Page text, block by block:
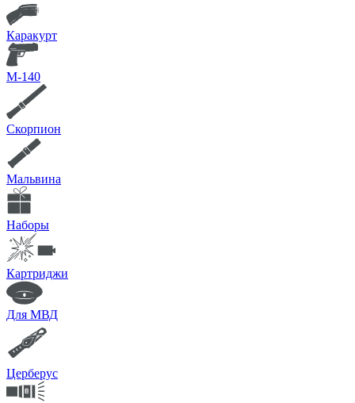
Каракурт
М-140
Скорпион
Мальвина
Наборы
Картриджи
Для МВД
Церберус